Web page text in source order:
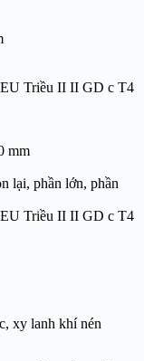
Triều II II GD c T4
mm
lại, phần lớn, phần
Triều II II GD c T4
xy lanh khí nén